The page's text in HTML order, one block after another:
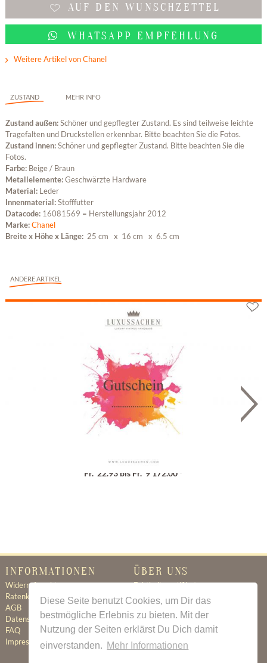
Diese Seite benutzt Cookies, um Dir das
bestmögliche Erlebnis zu bieten. Mit der
Nutzung der Seiten erklärst Du Dich damit
einverstanden. Mehr Informationen
AUF DEN WUNSCHZETTEL
WHATSAPP EMPFEHLUNG
Weitere Artikel von Chanel
ZUSTAND MEHR INFO
Zustand außen:Schöner und gepflegter Zustand. Es sind teilweise leichte
Tragefalten und Druckstellen erkennbar. Bitte beachten Sie die Fotos.
Zustand innen:Schöner und gepflegter Zustand. Bitte beachten Sie die
Fotos.
Farbe: Beige / Braun
Metallelemente:Geschwärzte Hardware
Material: Leder
Innenmaterial:Stofffutter
Datacode: 16081569 = Herstellungsjahr 2012
Marke:Chanel
Breite x Höhe x Länge: 25 cm x 16 cm x 6.5 cm
ANDERE ARTIKEL
Geschenkgutschein
Fr. 22.93 bis Fr. 9'172.00 *
INFORMATIONEN
Widerrufsrecht
Ratenkauf
AGB
Datenschutz
FAQ
Impressum
ÜBER UNS
Echtheitszertifikat
Ratenkauf
Newsletter
Kontakt
Jobs